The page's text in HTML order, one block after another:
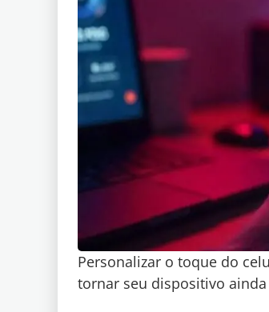
Personalizar o toque do
tornar seu dispositivo